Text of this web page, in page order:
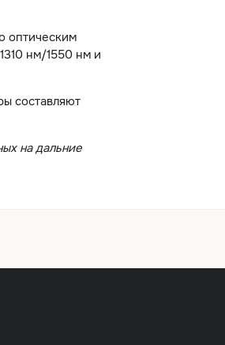
оптическим
нм/1550 нм и
составляют
на дальние